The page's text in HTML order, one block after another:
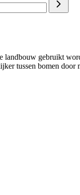
landbouw gebruikt
tussen bomen door